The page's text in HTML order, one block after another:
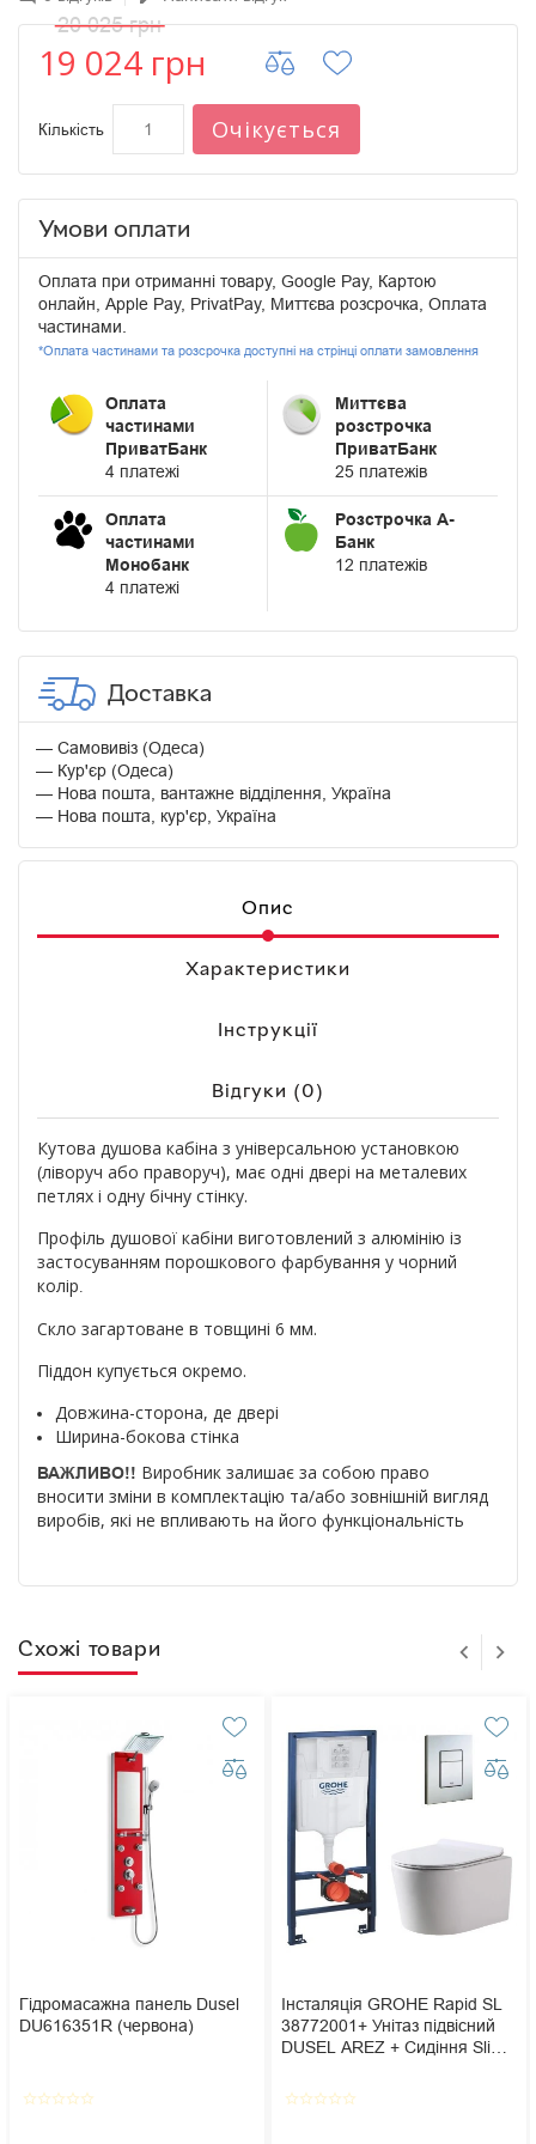
20 025 грн
19 024 грн
Кількість Очікується
Умови оплати
Оплата при отриманні товару, Google Pay, Картою
онлайн, Apple Pay, PrivatPay, Миттєва розсрочка, Оплата
частинами.
*Оплата частинами та розсрочка доступні на стрінці оплати замовлення
Оплата
частинами
ПриватБанк
4 платежі
Миттєва
розстрочка
ПриватБанк
25 платежів
Оплата
частинами
Монобанк
4 платежі
Розстрочка А-
Банк
12 платежів
Доставка
Самовивіз (Одеса)
Кур'єр (Одеса)
Нова пошта, вантажне відділення, Україна
Нова пошта, кур'єр, Україна
Опис
Характеристики
Інструкції
Відгуки (0)
Кутова душова кабіна з універсальною установкою
(ліворуч або праворуч), має одні двері на металевих
петлях і одну бічну стінку.
Профіль душової кабіни виготовлений з алюмінію із
застосуванням порошкового фарбування у чорний
колір.
Скло загартоване в товщині 6 мм.
Піддон купується окремо.
Довжина-сторона, де двері
Ширина-бокова стінка
ВАЖЛИВО!! Виробник залишає за собою право
вносити зміни в комплектацію та/або зовнішній вигляд
виробів, які не впливають на його функціональність
Схожі товари
Гідромасажна панель Dusel
DU616351R (червона)
star_borderstar_borderstar_borderstar_borderstar_border
Інсталяція GROHE Rapid SL
38772001+ Унітаз підвісний
DUSEL AREZ + Сидіння Slim
Grohe Skate Cosmopolitan
star_borderstar_borderstar_borderstar_borderstar_border